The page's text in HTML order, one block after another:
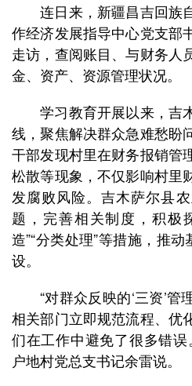
连日来，新疆昌吉回族
作经济发展指导中心党支部
走访，查阅账目、与财务人
金、资产、资源管理状况。
学习教育开展以来，吉
线，聚焦解决群众急难愁盼
干部发现村里在财务报销管
松散等现象，不仅影响村里
发腐败风险。吉木萨尔县
题，完善相关制度，积极
造”“分类处理”等措施，推
设。
“对群众反映的‘三资’管
相关部门立即规范流程、优
们在工作中避免了很多错
户地村党总支书记余雷说。